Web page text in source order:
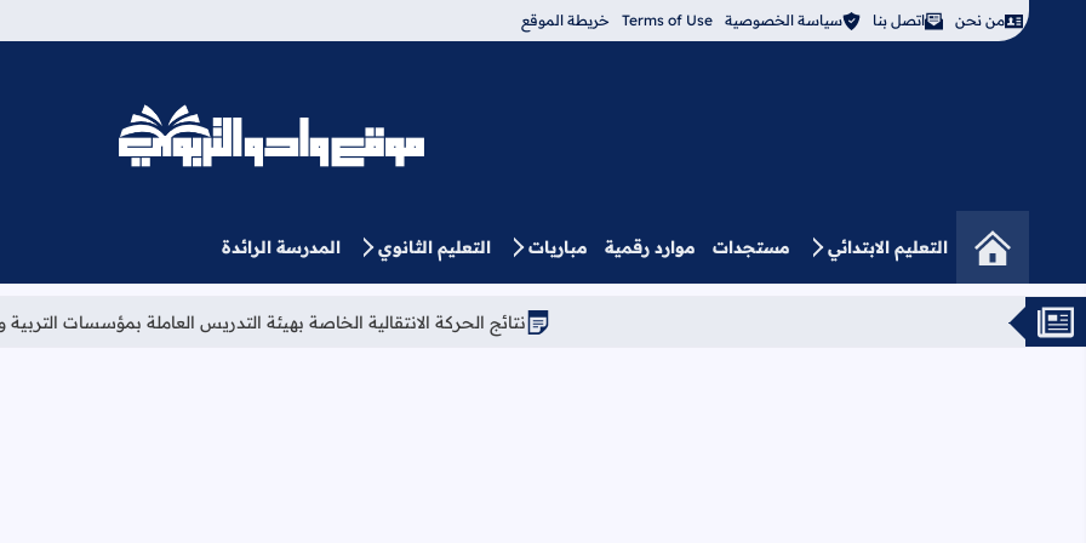
من نحن اتصل بنا سياسة الخصوصية Terms of Use خريطة الموقع
موقع وادو التربوي
التعليم الابتدائي مستجدات موارد رقمية مباريات التعليم الثانوي المدرسة الرائدة
نتائج الحركة الانتقالية الخاصة بهيئة التدريس العاملة بمؤسسات التربية والتعليم العمومي